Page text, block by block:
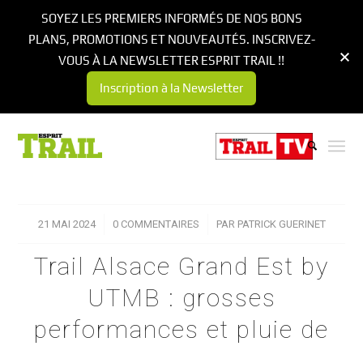
21 MAI 2024
/ 0 COMMENTAIRES
/ PAR PATRICK GUERINET
Trail Alsace Grand Est by
UTMB : grosses
performances et pluie de
SOYEZ LES PREMIERS INFORMÉS DE NOS BONS
PLANS, PROMOTIONS ET NOUVEAUTÉS. INSCRIVEZ-
VOUS À LA NEWSLETTER ESPRIT TRAIL !!
Inscription à la Newsletter